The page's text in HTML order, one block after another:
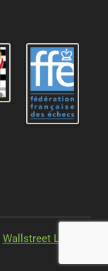
Wallstreet Light